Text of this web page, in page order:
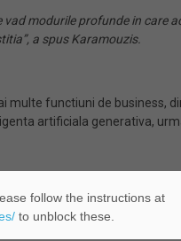
modurile profunde in
a spus Karamouzis.
functiuni de business,
artificiala generativa,
follow the instructions at
to unblock these.